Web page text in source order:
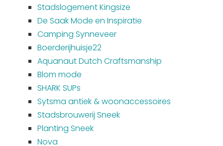
Stadslogement Kingsize
De Saak Mode en Inspiratie
Camping Synneveer
Boerderijhuisje22
Aquanaut Dutch Craftsmanship
Blom mode
SHARK SUPs
Sytsma antiek & woonaccessoires
Stadsbrouwerij Sneek
Planting Sneek
Nova